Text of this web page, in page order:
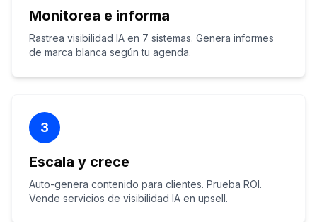
Monitorea e informa
Rastrea visibilidad IA en 7 sistemas. Genera informes
de marca blanca según tu agenda.
3
Escala y crece
Auto-genera contenido para clientes. Prueba ROI.
Vende servicios de visibilidad IA en upsell.